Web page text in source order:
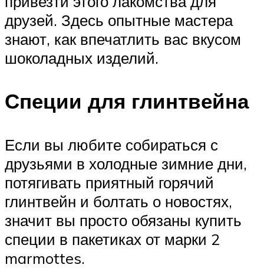
друзей. Здесь опытные мастера
знают, как впечатлить вас вкусом
шоколадных изделий.
Специи для глинтвейна
Если вы любите собираться с
друзьями в холодные зимние дни,
потягивать приятный горячий
глинтвейн и болтать о новостях,
значит вы просто обязаны купить
специи в пакетиках от марки 2
marmottes.